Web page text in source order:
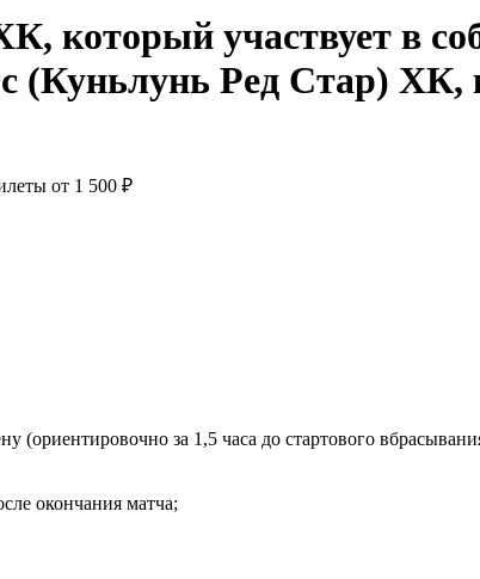
от 1 500 ₽
(ориентировочно за 1,5 часа до стартового
окончания матча;